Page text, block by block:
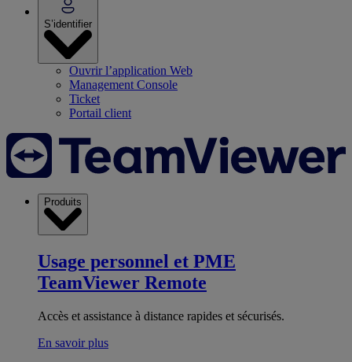
S’identifier
Ouvrir l’application Web
Management Console
Ticket
Portail client
Produits
Usage personnel et PME
TeamViewer Remote
Accès et assistance à distance rapides et sécurisés.
En savoir plus